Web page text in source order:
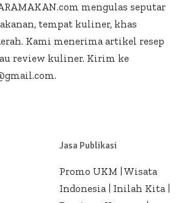
mengulas seputar
tempat kuliner, khas
Kami menerima artikel resep
review kuliner. Kirim ke
Jasa Publikasi
Promo UKM Wisata
Indonesia
Inilah Kita